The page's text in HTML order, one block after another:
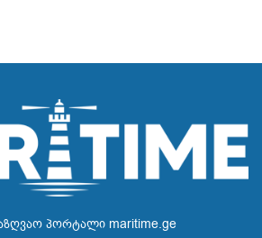
პორტალი maritime.ge